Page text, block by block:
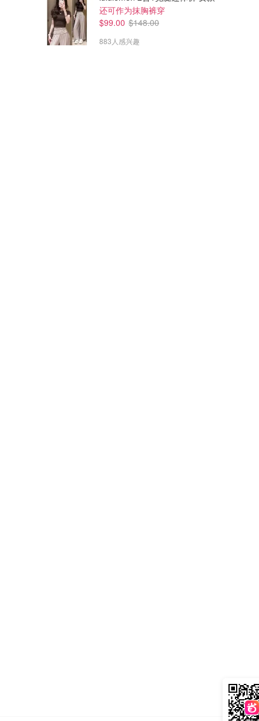
还可作为抹胸裤穿
$99.00 $148.00
883人感兴趣